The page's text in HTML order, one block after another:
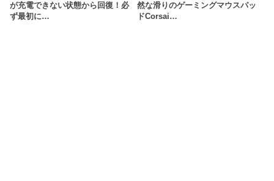
が充電できない状態から回復！必
ず最初に…
然な滑りのゲーミングマウスパッ
ドCorsai…